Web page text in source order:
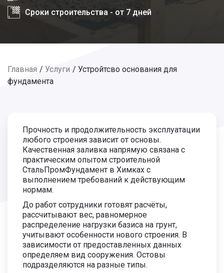
Сроки строительства - от 7 дней
Главная Услуги
Устройтсво основания для
фундамента
Прочность и продолжительность эксплуатации
любого строения зависит от основы.
Качественная заливка напрямую связана с
практическим опытом строительной
СтальПромФундамент в Химках с
выполнением требований к действующим
нормам.
До работ сотрудники готовят расчёты,
рассчитывают вес, равномерное
распределение нагрузки базиса на грунт,
учитывают особенности нового строения. В
зависимости от предоставленных данных
определяем вид сооружения. Остовы
подразделяются на разные типы.